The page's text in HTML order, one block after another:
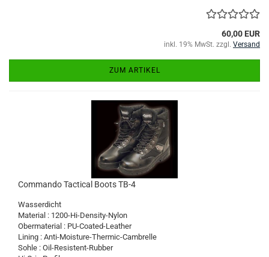
60,00 EUR
inkl. 19% MwSt. zzgl. Versand
ZUM ARTIKEL
Commando Tactical Boots TB-4
Wasserdicht
Material : 1200-Hi-Density-Nylon
Obermaterial : PU-Coated-Leather
Lining : Anti-Moisture-Thermic-Cambrelle
Sohle : Oil-Resistent-Rubber